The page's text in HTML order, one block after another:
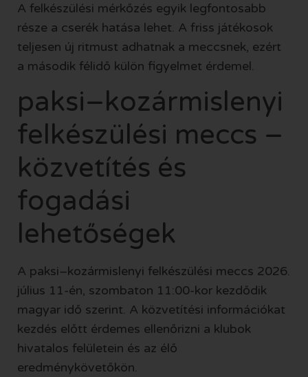
A felkészülési mérkőzés egyik legfontosabb
része a cserék hatása lehet. A friss játékosok
teljesen új ritmust adhatnak a meccsnek, ezért
a második félidő külön figyelmet érdemel.
paksi–kozármislenyi
felkészülési meccs –
közvetítés és
fogadási
lehetőségek
A paksi–kozármislenyi felkészülési meccs 2026.
július 11-én, szombaton 11:00-kor kezdődik
magyar idő szerint. A közvetítési információkat
kezdés előtt érdemes ellenőrizni a klubok
hivatalos felületein és az élő
eredménykövetőkön.